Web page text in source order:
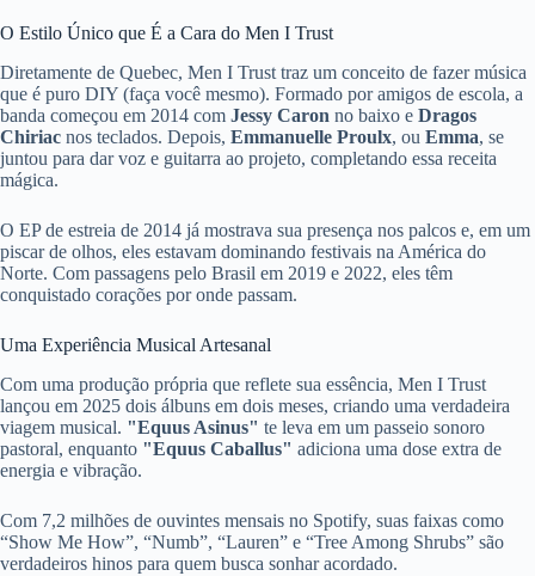
O Estilo Único que É a Cara do Men I Trust
Diretamente de Quebec, Men I Trust traz um conceito de fazer música
que é puro DIY (faça você mesmo). Formado por amigos de escola, a
banda começou em 2014 com Jessy Caron no baixo e Dragos
Chiriac nos teclados. Depois, Emmanuelle Proulx, ou Emma, se
juntou para dar voz e guitarra ao projeto, completando essa receita
mágica.
O EP de estreia de 2014 já mostrava sua presença nos palcos e, em um
piscar de olhos, eles estavam dominando festivais na América do
Norte. Com passagens pelo Brasil em 2019 e 2022, eles têm
conquistado corações por onde passam.
Uma Experiência Musical Artesanal
Com uma produção própria que reflete sua essência, Men I Trust
lançou em 2025 dois álbuns em dois meses, criando uma verdadeira
viagem musical. "Equus Asinus" te leva em um passeio sonoro
pastoral, enquanto "Equus Caballus" adiciona uma dose extra de
energia e vibração.
Com 7,2 milhões de ouvintes mensais no Spotify, suas faixas como
“Show Me How”, “Numb”, “Lauren” e “Tree Among Shrubs” são
verdadeiros hinos para quem busca sonhar acordado.